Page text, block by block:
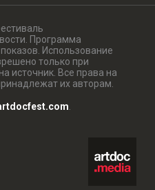
Программа
Использование
только при
источник. Все права на
их авторам.